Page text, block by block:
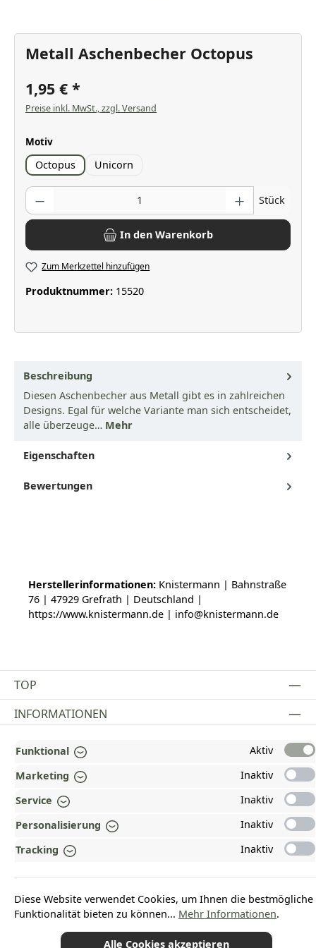
Metall Aschenbecher Octopus
1,95 €
Preise inkl. MwSt., zzgl. Versand
Motivauswählen
Octopus Unicorn
Produkt Anzahl: Gib den gewünschten Wert ein oder benutze die
Stück
In den Warenkorb
Zum Merkzettel hinzufügen
Produktnummer: 15520
Beschreibung
Diesen Aschenbecher aus Metall gibt es in zahlreichen
Designs. Egal für welche Variante man sich entscheidet,
alle überzeuge… Mehr
Eigenschaften
Bewertungen
Herstellerinformationen: Knistermann | Bahnstraße
76 | 47929 Grefrath | Deutschland |
https://www.knistermann.de | info@knistermann.de
TOP
Vertrag widerrufen
INFORMATIONEN
GESETZLICHE INFORMATIONEN
ZAHLUNGS- UND VERSANDARTEN
AUSGEZEICHNET UND ZERTIFIZIERT!
WARUM HEAD-SHOP.DE?
UNSERE COMMUNITIES
Funktional
Aktiv
Marketing
Inaktiv
Service
Inaktiv
Personalisierung
Inaktiv
Tracking
Inaktiv
Diese Website verwendet Cookies, um Ihnen die bestmögliche
Funktionalität bieten zu können... Mehr Informationen.
Alle Cookies akzeptieren